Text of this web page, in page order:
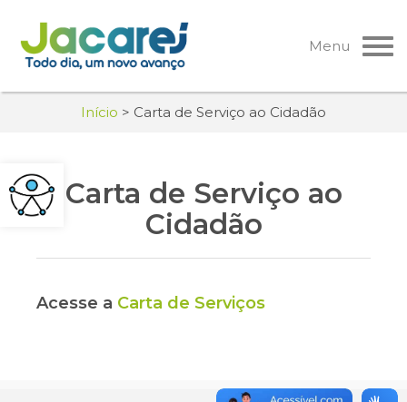
Pular
para
o
Menu
Início > Carta de Serviço ao Cidadão
Carta de Serviço ao
Cidadão
Acesse a Carta de Serviços